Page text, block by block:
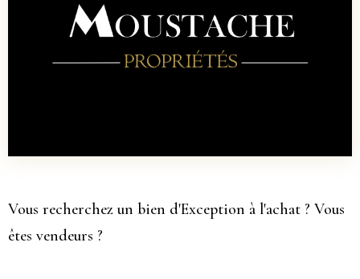
Vous recherchez un bien d'Exception à l'achat ? Vous
êtes vendeurs ?